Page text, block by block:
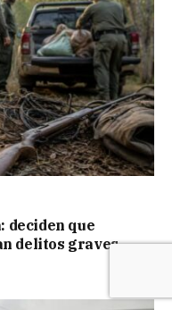
deciden que
delitos graves